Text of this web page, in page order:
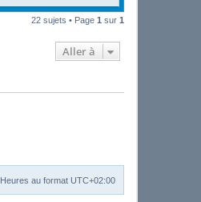
22 sujets • Page 1 sur 1
Aller à
Heures au format UTC+02:00